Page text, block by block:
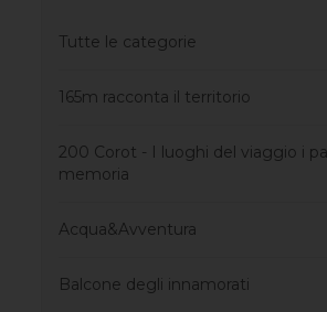
Tutte le categorie
165m racconta il territorio
200 Corot - I luoghi del viaggio i
memoria
Acqua&Avventura
Balcone degli innamorati